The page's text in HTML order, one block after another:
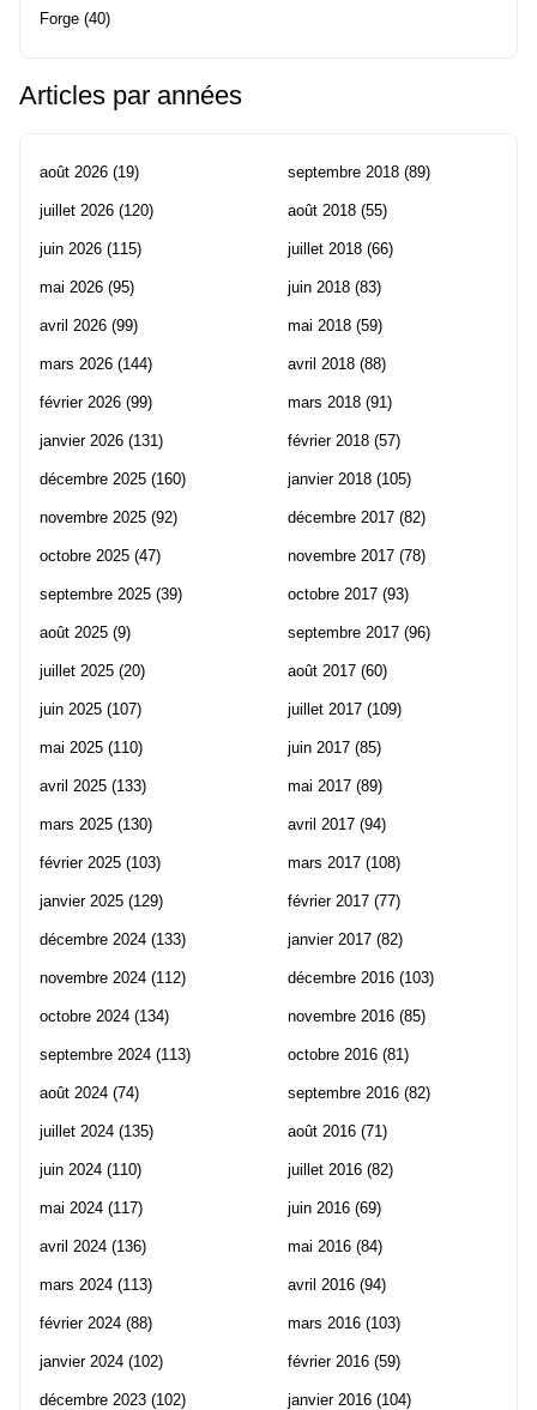
Forge (40)
Articles par années
août 2026 (19)
juillet 2026 (120)
juin 2026 (115)
mai 2026 (95)
avril 2026 (99)
mars 2026 (144)
février 2026 (99)
janvier 2026 (131)
décembre 2025 (160)
novembre 2025 (92)
octobre 2025 (47)
septembre 2025 (39)
août 2025 (9)
juillet 2025 (20)
juin 2025 (107)
mai 2025 (110)
avril 2025 (133)
mars 2025 (130)
février 2025 (103)
janvier 2025 (129)
décembre 2024 (133)
novembre 2024 (112)
octobre 2024 (134)
septembre 2024 (113)
août 2024 (74)
juillet 2024 (135)
juin 2024 (110)
mai 2024 (117)
avril 2024 (136)
mars 2024 (113)
février 2024 (88)
janvier 2024 (102)
décembre 2023 (102)
septembre 2018 (89)
août 2018 (55)
juillet 2018 (66)
juin 2018 (83)
mai 2018 (59)
avril 2018 (88)
mars 2018 (91)
février 2018 (57)
janvier 2018 (105)
décembre 2017 (82)
novembre 2017 (78)
octobre 2017 (93)
septembre 2017 (96)
août 2017 (60)
juillet 2017 (109)
juin 2017 (85)
mai 2017 (89)
avril 2017 (94)
mars 2017 (108)
février 2017 (77)
janvier 2017 (82)
décembre 2016 (103)
novembre 2016 (85)
octobre 2016 (81)
septembre 2016 (82)
août 2016 (71)
juillet 2016 (82)
juin 2016 (69)
mai 2016 (84)
avril 2016 (94)
mars 2016 (103)
février 2016 (59)
janvier 2016 (104)